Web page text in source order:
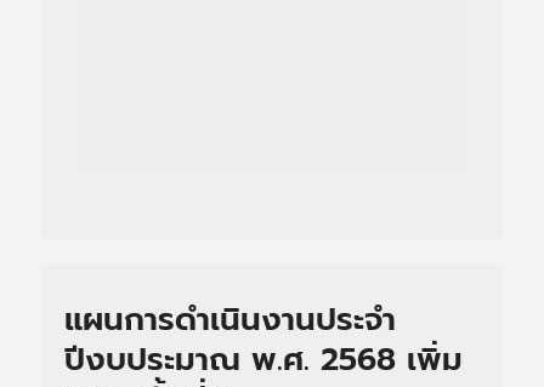
แผนการดำเนินงานประจำ
ปีงบประมาณ พ.ศ. 2568 เพิ่ม